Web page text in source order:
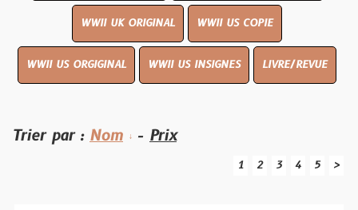
WWII UK ORIGINAL WWII US COPIE
WWII US ORGIGINAL WWII US INSIGNES LIVRE/REVUE
Trier par : Nom - Prix
1 2 3 4 5 >